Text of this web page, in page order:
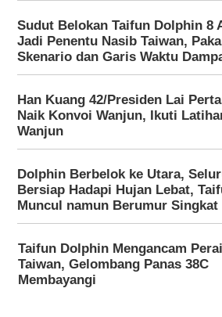
Sudut Belokan Taifun Dolphin 8
Jadi Penentu Nasib Taiwan,
Skenario dan Garis Waktu
Han Kuang 42/Presiden Lai
Naik Konvoi Wanjun, Ikuti
Wanjun
Dolphin Berbelok ke Utara,
Bersiap Hadapi Hujan Lebat,
Muncul namun Berumur Singkat
Taifun Dolphin Mengancam
Taiwan, Gelombang Panas 38C
Membayangi